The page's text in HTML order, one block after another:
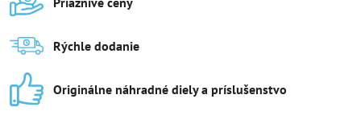
Rýchle dodanie
Originálne náhradné diely a príslušenstvo